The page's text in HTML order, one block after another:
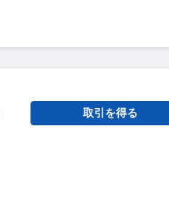
取引を得る